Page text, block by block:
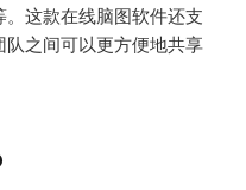
这款在线脑图软件还支
之间可以更方便地共享